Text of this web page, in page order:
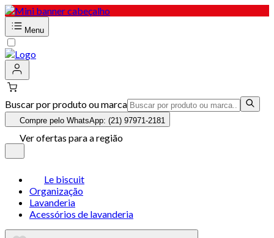
Menu
Buscar por produto ou marca
Compre pelo WhatsApp: (21) 97971-2181
Ver ofertas para a região
Le biscuit
Organização
Lavanderia
Acessórios de lavanderia